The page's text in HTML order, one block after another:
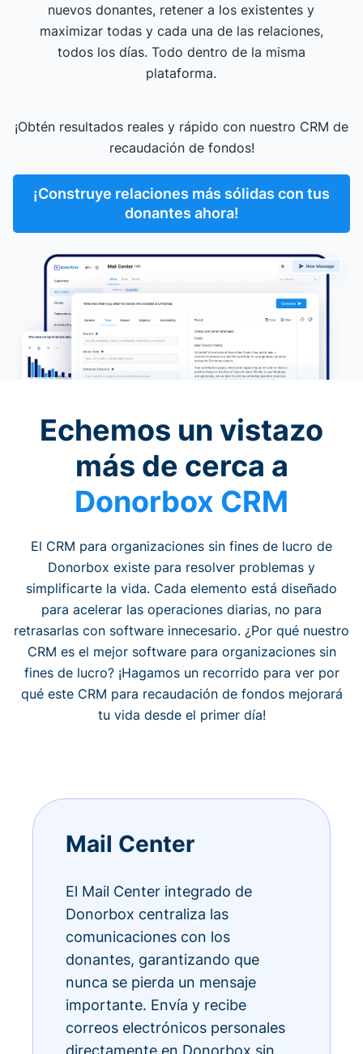
nuevos donantes, retener a los existentes y
maximizar todas y cada una de las relaciones,
todos los días. Todo dentro de la misma
plataforma.
¡Obtén resultados reales y rápido con nuestro CRM de
recaudación de fondos!
¡Construye relaciones más sólidas con tus
donantes ahora!
Echemos un vistazo
más de cerca a
Donorbox CRM
El CRM para organizaciones sin fines de lucro de
Donorbox existe para resolver problemas y
simplificarte la vida. Cada elemento está diseñado
para acelerar las operaciones diarias, no para
retrasarlas con software innecesario. ¿Por qué nuestro
CRM es el mejor software para organizaciones sin
fines de lucro? ¡Hagamos un recorrido para ver por
qué este CRM para recaudación de fondos mejorará
tu vida desde el primer día!
Mail Center
El Mail Center integrado de
Donorbox centraliza las
comunicaciones con los
donantes, garantizando que
nunca se pierda un mensaje
importante. Envía y recibe
correos electrónicos personales
directamente en Donorbox sin